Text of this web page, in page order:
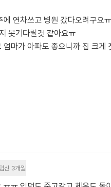
에 연차쓰고 병원 갔다오려구요
못기다릴것 같아요ㅠ
엄마가 아파도 좋으니까 집 크
임신 3개월